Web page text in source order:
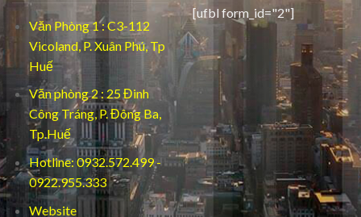
Văn Phòng 1 : C3-112
Vicoland, P. Xuân Phú, Tp
Huế
Văn phòng 2 : 25 Đinh
Công Tráng, P. Đông Ba,
Tp.Huế
Hotline: 0932.572.499 -
0922.955.333
Website
[ufbl form_id="2"]